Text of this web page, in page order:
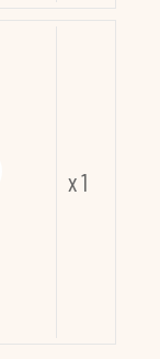
x 1